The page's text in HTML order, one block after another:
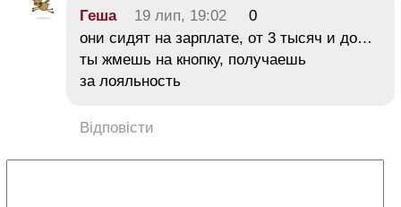
Геша 19 лип, 19:02
0
они сидят на зарплате, от 3 тысяч и до…
ты жмешь на кнопку, получаешь
за лояльность
Відповісти